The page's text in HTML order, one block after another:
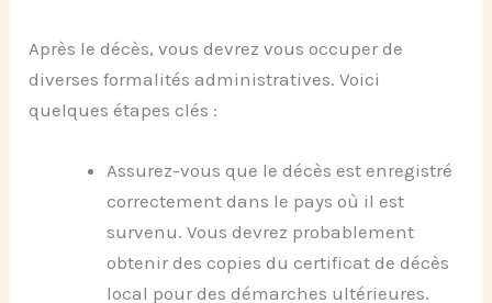
Après le décès, vous devrez vous occuper de
diverses formalités administratives. Voici
quelques étapes clés :
Assurez-vous que le décès est enregistré
correctement dans le pays où il est
survenu. Vous devrez probablement
obtenir des copies du certificat de décès
local pour des démarches ultérieures.